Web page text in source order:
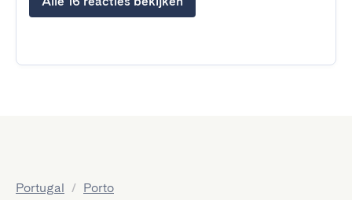
Portugal / Porto